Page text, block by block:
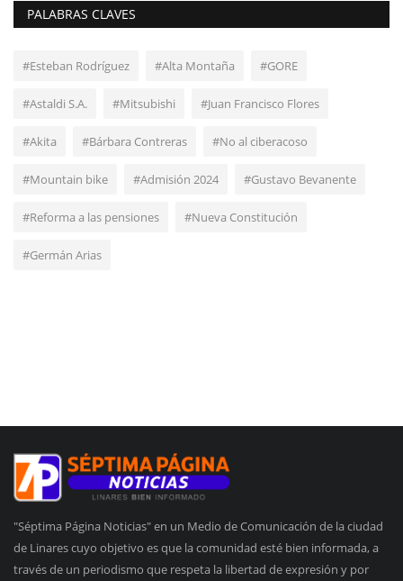
PALABRAS CLAVES
#Esteban Rodríguez #Alta Montaña #GORE
#Astaldi S.A. #Mitsubishi #Juan Francisco Flores
#Akita #Bárbara Contreras #No al ciberacoso
#Mountain bike #Admisión 2024 #Gustavo Bevanente
#Reforma a las pensiones #Nueva Constitución
#Germán Arias
"Séptima Página Noticias" en un Medio de Comunicación de la ciudad
de Linares cuyo objetivo es que la comunidad esté bien informada, a
través de un periodismo que respeta la libertad de expresión y por